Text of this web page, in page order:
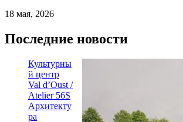
18 мая, 2026
Последние новости
Культурны
й центр
Val d’Oust /
Atelier 56S
Архитекту
ра